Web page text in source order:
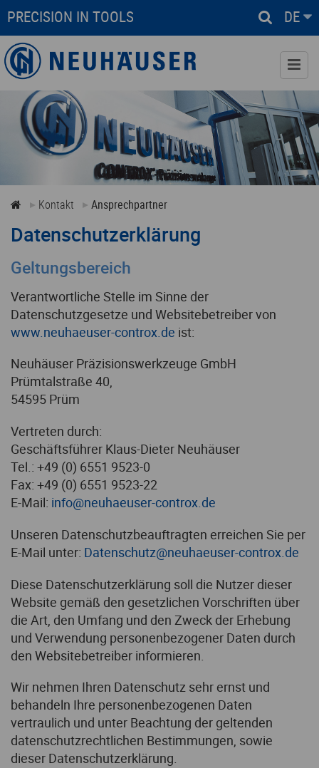
PRECISION IN TOOLS DE
Kontakt
Ansprechpartner
Technische Anfrage
Anfahrt
Kontakt Ansprechpartner
Datenschutzerklärung
Geltungsbereich
Verantwortliche Stelle im Sinne der
Datenschutzgesetze und Websitebetreiber von
www.neuhaeuser-controx.de ist:
Neuhäuser Präzisionswerkzeuge GmbH
Prümtalstraße 40,
54595 Prüm
Vertreten durch:
Geschäftsführer Klaus-Dieter Neuhäuser
Tel.: +49 (0) 6551 9523-0
Fax: +49 (0) 6551 9523-22
E-Mail: info@neuhaeuser-controx.de
Unseren Datenschutzbeauftragten erreichen Sie per
E-Mail unter: Datenschutz@neuhaeuser-controx.de
Diese Datenschutzerklärung soll die Nutzer dieser
Website gemäß den gesetzlichen Vorschriften über
die Art, den Umfang und den Zweck der Erhebung
und Verwendung personenbezogener Daten durch
den Websitebetreiber informieren.
Wir nehmen Ihren Datenschutz sehr ernst und
behandeln Ihre personenbezogenen Daten
vertraulich und unter Beachtung der geltenden
datenschutzrechtlichen Bestimmungen, sowie
dieser Datenschutzerklärung.